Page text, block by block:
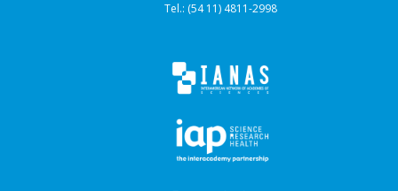
Tel.: (54 11) 4811-2998